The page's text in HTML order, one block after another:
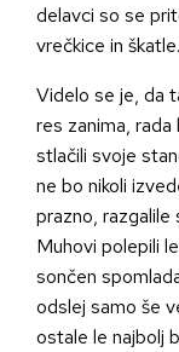
delavci so se
vrečkice in
Videlo se je, da
res zanima,
stlačili svoje
ne bo nikoli
prazno,
Muhovi polepili
sončen
odslej samo še
ostale le najbolj